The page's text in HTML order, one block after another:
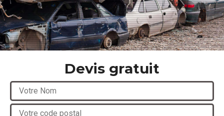
Devis gratuit